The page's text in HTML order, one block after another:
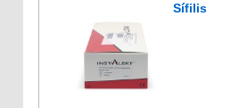
Sífilis